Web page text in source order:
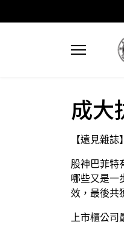
成大
【遠見雜誌】
股神巴菲特
哪些又是一
效，最後共
上市櫃公司